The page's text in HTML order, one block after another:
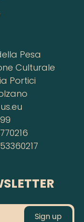
Pesa
Culturale
Portici